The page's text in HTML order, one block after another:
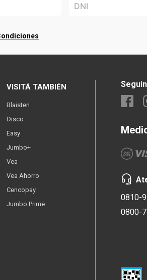
VISITÁ TAMBIÉN
Blaisten
Disco
Easy
Jumbo+
Vea
Vea Ahorro
Cencopay
Jumbo Prime
0810-
0800-